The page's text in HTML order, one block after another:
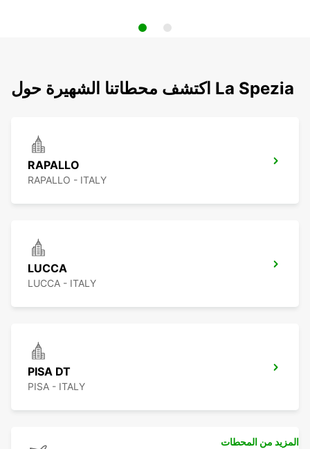
اكتشف محطاتنا الشهيرة حول La Spezia
RAPALLO
RAPALLO - ITALY
LUCCA
LUCCA - ITALY
PISA DT
PISA - ITALY
المزيد من المحطات